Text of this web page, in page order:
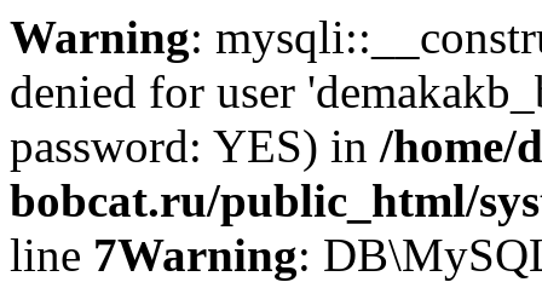
Warning:
denied for user
password: YES) in /home/
bobcat.ru/public_html/
line 7Warning: